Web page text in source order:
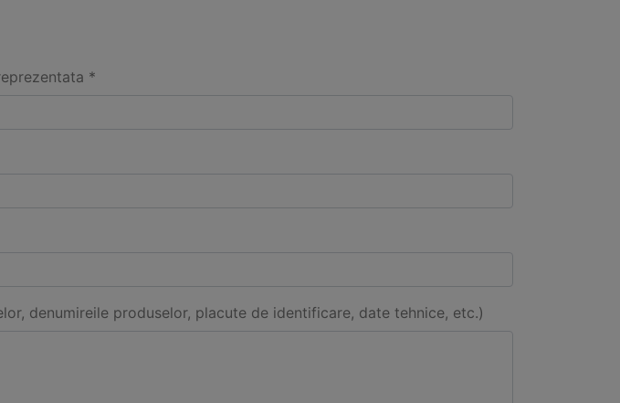
*
denumireile produselor, placute de identificare, date tehnice, etc.)